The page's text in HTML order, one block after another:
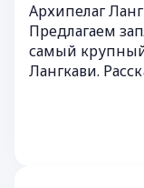
Архипелаг
Предлагаем
самый
Лангкави. Рассказываем, чем заняться и где